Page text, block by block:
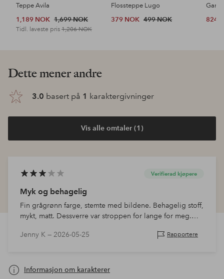
Teppe Avila
1,189 NOK 1,699 NOK
Tidl. laveste pris 1,206 NOK
Flossteppe Lugo
379 NOK 499 NOK 824
Dette mener andre
3.0 basert på 1 karaktergivninger
Vis alle omtaler (1)
Verifierad kjøpere
Myk og behagelig
Fin grågrønn farge, stemte med bildene. Behagelig stoff,
mykt, matt. Dessverre var stroppen for lange for meg.
på stroppen ikke…
Jenny K — 2026-05-25 Rapportere
Informasjon om karakterer